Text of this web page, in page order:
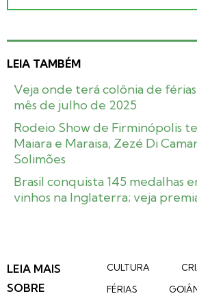
LEIA TAMBÉM
Veja onde terá colônia de
mês de julho de 2025
Rodeio Show de Firminópolis
Maiara e Maraisa, Zezé Di
Solimões
Brasil conquista 145 medalhas
vinhos na Inglaterra; veja
LEIA MAIS
SOBRE
CULTURA
FÉRIAS